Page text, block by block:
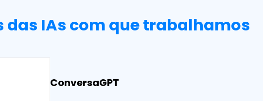
das IAs com que trabalhamos
ConversaGPT